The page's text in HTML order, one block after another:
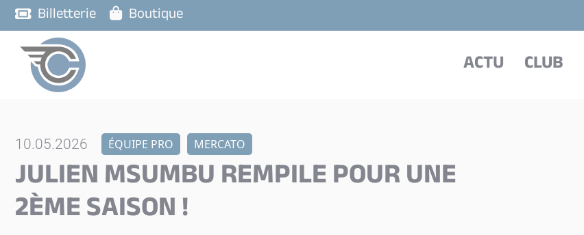
Billetterie Boutique
ACTU CLUB
10.05.2026 ÉQUIPE PRO MERCATO
JULIEN MSUMBU REMPILE POUR UNE
2ÈME SAISON !